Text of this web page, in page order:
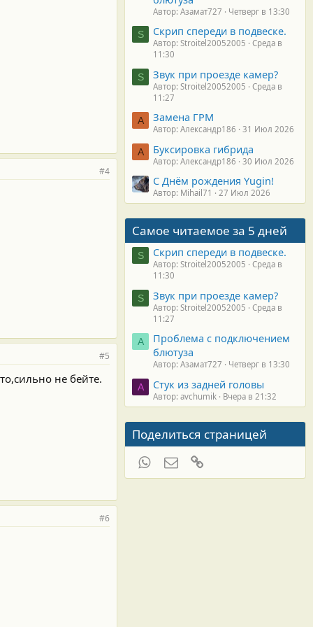
#4
#5
не бейте.
#6
Автор: Азамат727 Четверг в 13:30
S Скрип спереди в подвеске.
Автор: Stroitel20052005
Среда в
11:30
S Звук при проезде камер?
Автор: Stroitel20052005
Среда в
11:27
А Замена ГРМ
Автор: Александр186 31 Июл 2026
А Буксировка гибрида
Автор: Александр186 30 Июл 2026
С Днём рождения Yugin!
Автор: Mihail71 27 Июл 2026
Самое читаемое за 5 дней
S Скрип спереди в подвеске.
Автор: Stroitel20052005
Среда в
11:30
S Звук при проезде камер?
Автор: Stroitel20052005
Среда в
11:27
А
Проблема с подключением
блютуза
Автор: Азамат727 Четверг в 13:30
A Стук из задней головы
Автор: avchumik Вчера в 21:32
Поделиться страницей
WhatsAppЭлектронная почта